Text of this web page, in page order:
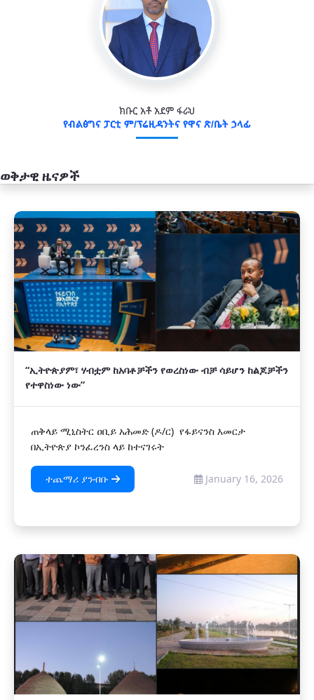
ክቡር አቶ አደም ፋራህ
የብልፅግና ፓርቲ ም/ፕሬዚዳንትና የዋና ጽ/ቤት ኃላፊ
ወቅታዊ ዜናዎች
አዲስ
“ኢትዮጵያም፣ ሃብቷም ከአባቶቻችን የወረስነው ብቻ ሳይሆን ከልጆቻችን
የተዋስነው ነው”
ጠቅላይ ሚኒስትር ዐቢይ አሕመድ (ዶ/ር) የፋይናንስ እመርታ
በኢትዮጵያ ኮንፈረንስ ላይ ከተናገሩት
ተጨማሪ ያንብቡ January 16, 2026